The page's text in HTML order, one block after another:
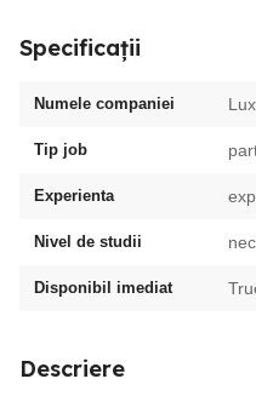
Specificații
Numele companiei
Tip job
Experienta
Nivel de studii
Disponibil imediat
Descriere